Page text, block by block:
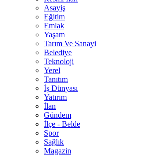
Asayiş
Eğitim
Emlak
Yaşam
Tarım Ve Sanayi
Belediye
Teknoloji
Yerel
Tanıtım
İş Dünyası
Yatırım
İlan
Gündem
İlçe - Belde
Spor
Sağlık
Magazin